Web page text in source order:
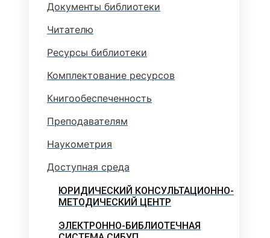
Документы библиотеки
Читателю
Ресурсы библиотеки
Комплектование ресурсов
Книгообеспеченность
Преподавателям
Наукометрия
Доступная среда
ЮРИДИЧЕСКИЙ КОНСУЛЬТАЦИОННО-
МЕТОДИЧЕСКИЙ ЦЕНТР
ЭЛЕКТРОННО-БИБЛИОТЕЧНАЯ